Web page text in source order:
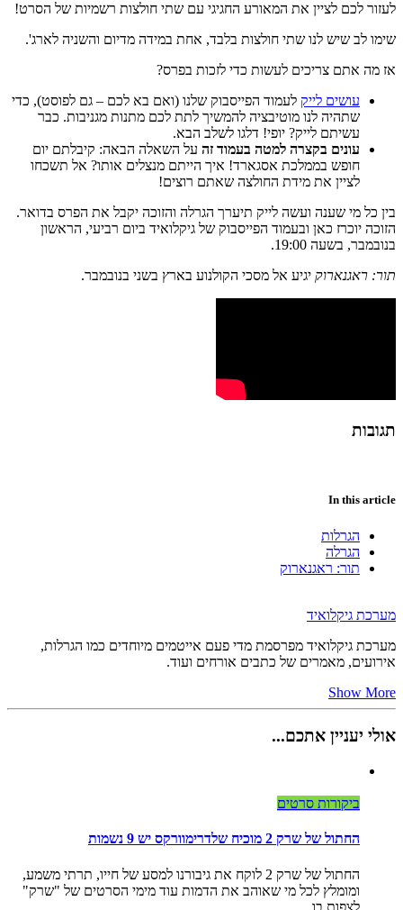
לעזור לכם לציין את המאורע החגיגי עם שתי חולצות רשמיות של הסרט!
שימו לב שיש לנו שתי חולצות בלבד, אחת במידה מדיום והשניה לארג'.
אז מה אתם צריכים לעשות כדי לזכות בפרס?
עושים לייק לעמוד הפייסבוק שלנו (ואם בא לכם – גם לפוסט), כדי
שתהיה לנו מוטיבציה להמשיך לתת לכם מתנות מגניבות. כבר
עשיתם לייק? יופי! דלגו לשלב הבא.
עונים בקצרה למטה בעמוד זה על השאלה הבאה: קיבלתם יום
חופש בממלכת אסגארד! איך הייתם מנצלים אותו? אל תשכחו
לציין את מידת החולצה שאתם רוצים!
בין כל מי שענה ועשה לייק תיערך הגרלה והזוכה יקבל את הפרס בדואר.
הזוכה יוכרז כאן ובעמוד הפייסבוק של גיקלואיד ביום רביעי, הראשון
בנובמבר, בשעה 19:00.
תור: ראגנארוק יגיע אל מסכי הקולנוע בארץ בשני בנובמבר.
תגובות
In this article
הגרלות
הגרלה
תור: ראגנארוק
מערכת גיקלואיד
מערכת גיקלואיד מפרסמת מדי פעם אייטמים מיוחדים כמו הגרלות,
אירועים, מאמרים של כתבים אורחים ועוד.
Show More
אולי יעניין אתכם...
ביקורות סרטים
החתול של שרק 2 מוכיח שלדרימוורקס יש 9 נשמות
החתול של שרק 2 לוקח את גיבורנו למסע של חייו, תרתי משמע,
ומומלץ לכל מי שאוהב את הדמות עוד מימי הסרטים של "שרק"
לצפות בו